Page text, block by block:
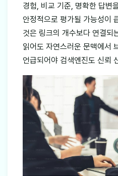
경험, 비교 기준, 명확한 답변
안정적으로 평가될 가능성이
것은 링크의 개수보다 연결되
읽어도 자연스러운 문맥에서
언급되어야 검색엔진도 신뢰